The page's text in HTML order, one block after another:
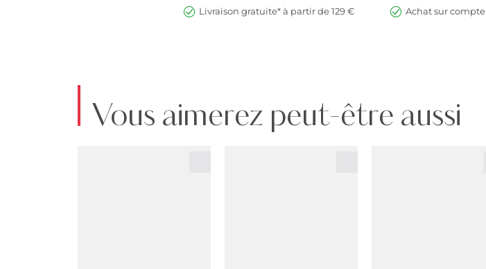
Livraison gratuite* à partir de 129 € Achat sur compte
Vous aimerez peut-être aussi